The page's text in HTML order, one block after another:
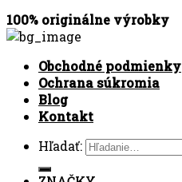
100% originálne výrobky
Obchodné podmienky
Ochrana súkromia
Blog
Kontakt
Hľadať: